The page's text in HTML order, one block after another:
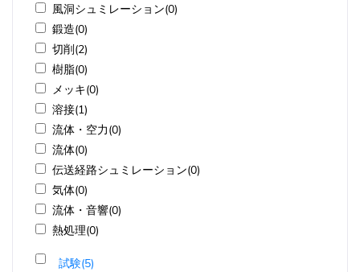
風洞シュミレーション(0)
鍛造(0)
切削(2)
樹脂(0)
メッキ(0)
溶接(1)
流体・空力(0)
流体(0)
伝送経路シュミレーション(0)
気体(0)
流体・音響(0)
熱処理(0)
試験(5)